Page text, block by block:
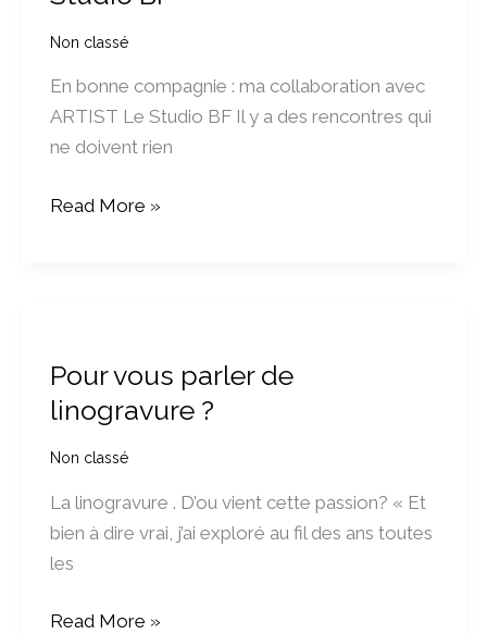
Non classé
En bonne compagnie : ma collaboration avec
ARTIST Le Studio BF Il y a des rencontres qui
ne doivent rien
avec
ARTIST
Le
Studio
Read More »
Pour vous parler de
linogravure ?
Non classé
La linogravure . D’ou vient cette passion? « Et
bien à dire vrai, j’ai exploré au fil des ans toutes
les
parler
de
?
Read More »